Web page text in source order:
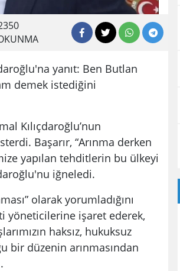
yanıt: Ben Butlan
demek istediğini
Kılıçdaroğlu’nun
Başarır, “Arınma derken
yapılan tehditlerin bu ülkeyi
iğneledi.
olarak yorumladığını
yöneticilerine işaret ederek,
haksız, hukuksuz
bir düzenin arınmasından